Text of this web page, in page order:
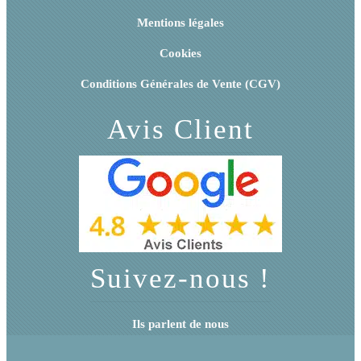
Mentions légales
Cookies
Conditions Générales de Vente (CGV)
Avis Client
Suivez-nous !
Ils parlent de nous